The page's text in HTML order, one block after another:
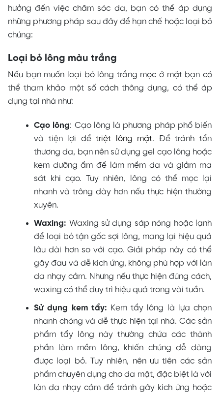
hưởng đến việc chăm sóc da, bạn có thể áp dụng
những phương pháp sau đây để hạn chế hoặc loại bỏ
chúng:
Loại bỏ lông màu trắng
Nếu bạn muốn loại bỏ lông trắng mọc ở mặt bạn có
thể tham khảo một số cách thông dụng, có thể áp
dụng tại nhà như:
Cạo lông: Cạo lông là phương pháp phổ biến
và tiện lợi đểtriệt lông mặt. Để tránh tổn
thương da, bạn nên sử dụng gel cạo lông hoặc
kem dưỡng ẩm để làm mềm da và giảm ma
sát khi cạo. Tuy nhiên, lông có thể mọc lại
nhanh và trông dày hơn nếu thực hiện thường
xuyên.
Waxing: Waxing sử dụng sáp nóng hoặc lạnh
để loại bỏ tận gốc sợi lông, mang lại hiệu quả
lâu dài hơn so với cạo. Giải pháp này có thể
gây đau và dễ kích ứng, không phù hợp với làn
da nhạy cảm. Nhưng nếu thực hiện đúng cách,
waxing có thể duy trì hiệu quả trong vài tuần.
Sử dụng kem tẩy: Kem tẩy lông là lựa chọn
nhanh chóng và dễ thực hiện tại nhà. Các sản
phẩm tẩy lông này thường chứa các thành
phần làm mềm lông, khiến chúng dễ dàng
được loại bỏ. Tuy nhiên, nên ưu tiên các sản
phẩm chuyên dụng cho da mặt, đặc biệt là với
làn da nhạy cảm để tránh gây kích ứng hoặc